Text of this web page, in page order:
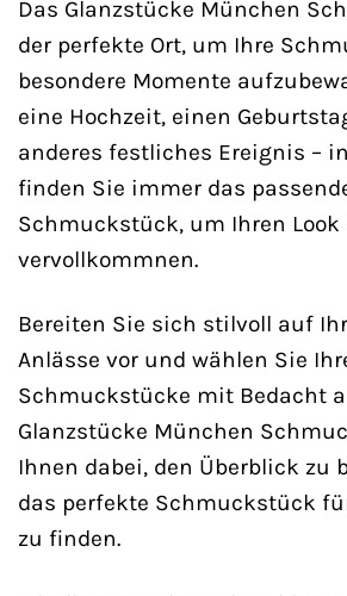
Das Glanzstücke München
der perfekte Ort, um Ihre
besondere Momente
eine Hochzeit, einen
anderes festliches Ereignis –
finden Sie immer das
Schmuckstück, um Ihren Look
vervollkommnen.
Bereiten Sie sich stilvoll auf
Anlässe vor und wählen Sie
Schmuckstücke mit Bedacht
Glanzstücke München
Ihnen dabei, den Überblick zu
das perfekte Schmuckstück
zu finden.